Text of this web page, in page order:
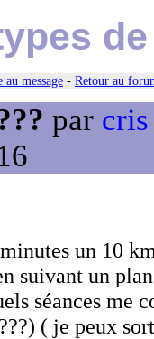
au message - Retour au
par
un 10
suivant un
séances me
( je peux